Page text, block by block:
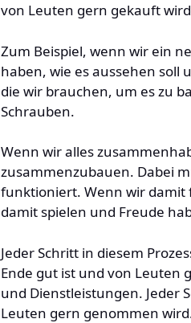
von Leuten gern gekauft
Zum Beispiel, wenn wir ein
haben, wie es aussehen soll
die wir brauchen, um es zu
Schrauben.
Wenn wir alles
zusammenzubauen. Dabei
funktioniert. Wenn wir damit
damit spielen und Freude
Jeder Schritt in diesem
Ende gut ist und von Leuten
und Dienstleistungen. Jeder
Leuten gern genommen